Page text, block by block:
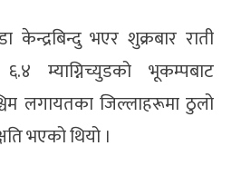
केन्द्रबिन्दु भएर शुक्रबार राती
म्याग्निच्युडको भूकम्पबाट
लगायतका जिल्लाहरूमा ठुलो
भएको थियो ।